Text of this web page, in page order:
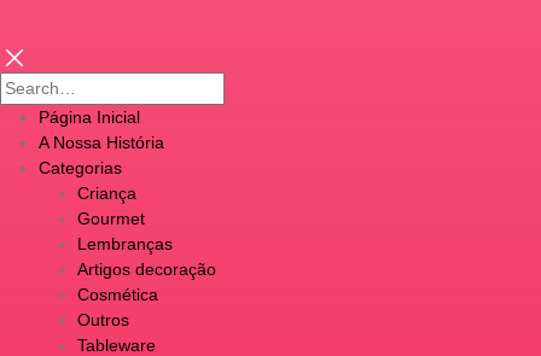
Página Inicial
A Nossa História
Categorias
Criança
Gourmet
Lembranças
Artigos decoração
Cosmética
Outros
Tableware